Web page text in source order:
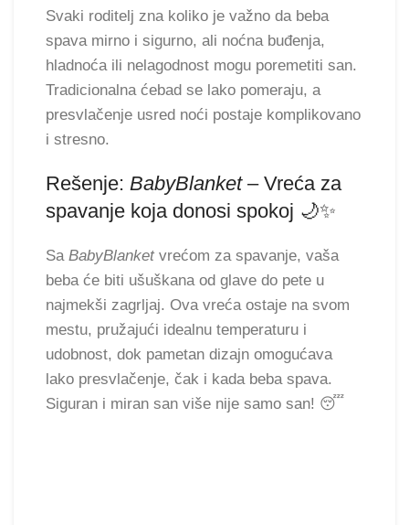
Svaki roditelj zna koliko je važno da beba
spava mirno i sigurno, ali noćna buđenja,
hladnoća ili nelagodnost mogu poremetiti san.
Tradicionalna ćebad se lako pomeraju, a
presvlačenje usred noći postaje komplikovano
i stresno.
Rešenje: BabyBlanket– Vreća za
spavanje koja donosi spokoj 🌙✨
Sa BabyBlanketvrećom za spavanje, vaša
beba će biti ušuškana od glave do pete u
najmekši zagrljaj. Ova vreća ostaje na svom
mestu, pružajući idealnu temperaturu i
udobnost, dok pametan dizajn omogućava
lako presvlačenje, čak i kada beba spava.
Siguran i miran san više nije samo san! 😴